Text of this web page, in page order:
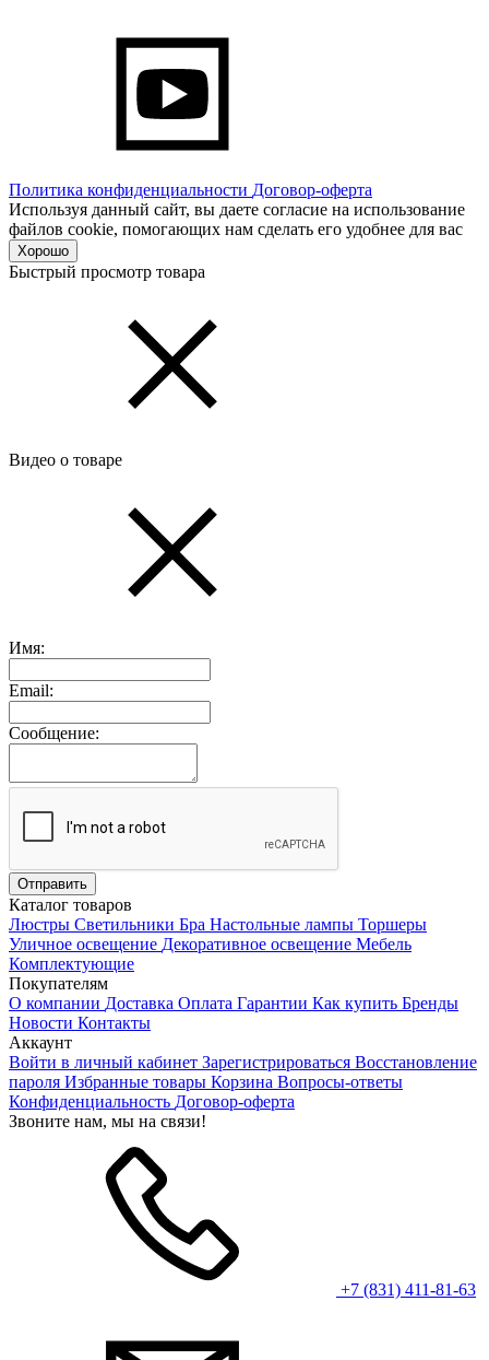
Политика конфиденциальности Договор-оферта
Используя данный сайт, вы даете согласие на использование
файлов cookie, помогающих нам сделать его удобнее для вас
Хорошо
Быстрый просмотр товара
Видео о товаре
Имя:
Email:
Сообщение:
Каталог товаров
Люстры Светильники Бра Настольные лампы Торшеры
Уличное освещение Декоративное освещение Мебель
Комплектующие
Покупателям
О компании Доставка Оплата Гарантии Как купить Бренды
Новости Контакты
Аккаунт
Войти в личный кабинет Зарегистрироваться Восстановление
пароля Избранные товары Корзина Вопросы-ответы
Конфиденциальность Договор-оферта
Звоните нам, мы на связи!
+7 (831) 411-81-63